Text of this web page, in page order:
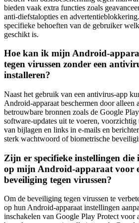
bieden vaak extra functies zoals
anti-diefstalopties en
specifieke behoeften van de gebruiker
geschikt is.
Hoe kan ik mijn Android-
tegen virussen zonder een
installeren?
Naast het gebruik van een antivirus-app
Android-apparaat beschermen door alleen
betrouwbare bronnen zoals de Google
software-updates uit te voeren, voorzichtig
van bijlagen en links in e-mails en
sterk wachtwoord of biometrische
Zijn er specifieke instellingen die
op mijn Android-apparaat voor
beveiliging tegen virussen?
Om de beveiliging tegen virussen te
op hun Android-apparaat instellingen
inschakelen van Google Play Protect voor